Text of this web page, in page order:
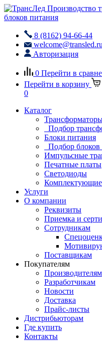
Производство
блоков питания
8 (8162) 94-66-44
welcome@transled.ru
Авторизация
0 Перейти в
Перейти в корзину
0
Каталог
Подбор
Блоки питания
Подбор блоков
Импульсные
Печатные платы
Светодиоды
Услуги
О компании
Реквизиты
Приемка и
Сотрудникам
Поставщикам
Покупателям
Производителям
Разработчикам
Новости
Доставка
Прайс-листы
Дистрибьюторам
Где купить
Контакты